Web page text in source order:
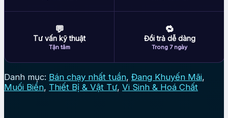
hồ
lượng
💬
Tư vấn kỹ thuật
Tận tâm
🔁
Đổi trả dễ dàng
Trong 7 ngày
Danh mục: Bán chạy nhất tuần, Đang Khuyến Mãi,
Muối Biển, Thiết Bị & Vật Tư, Vi Sinh & Hoá Chất